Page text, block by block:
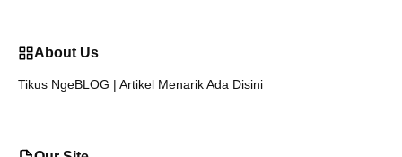
About Us
Tikus NgeBLOG | Artikel Menarik Ada Disini